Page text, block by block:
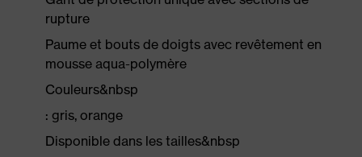
rupture
Paume et bouts de doigts avec revêtement en
mousse aqua-polymère
Couleurs&nbsp
: gris, orange
Disponible dans les tailles&nbsp